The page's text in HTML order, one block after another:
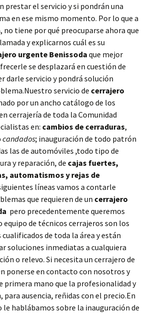
prestar el servicio y si pondrán una
en ese mismo momento. Por lo que a
tiene por qué preocuparse ahora que
y explicarnos cuál es su
urgente Benissoda que mejor
se desplazará en cuestión de
darle servicio y pondrá solución
servicio de cerrajero
por un ancho catálogo de los
cerrajería de toda la Comunidad
en: cambios de cerraduras,
candados; inauguración de todo patrón
las de automóviles ,todo tipo de
y reparación, de cajas fuertes,
automatismos y rejas de
líneas vamos a contarle
que requieren de un cerrajero
pero precedentemente queremos
equipo de técnicos cerrajeros son los
de toda la área y están
soluciones inmediatas a cualquiera
o relevo. Si necesita un cerrajero de
ponerse en contacto con nosotros y
primera mano que la profesionalidad y
para ausencia, reñidas con el precio.En
hablábamos sobre la inauguración de